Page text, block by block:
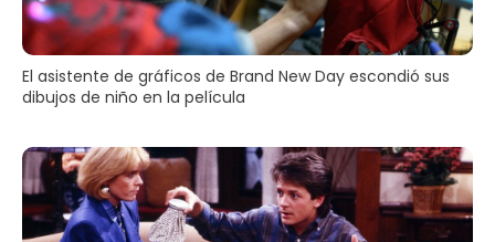
El asistente de gráficos de Brand New Day escondió sus
dibujos de niño en la película